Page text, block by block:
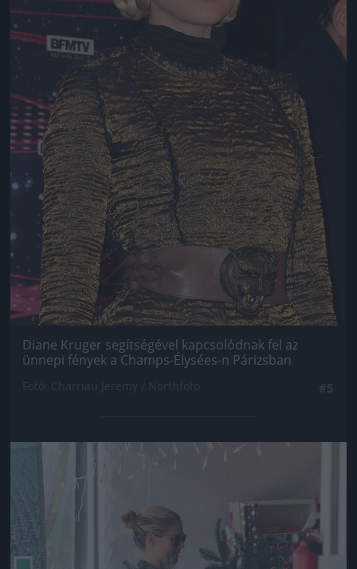
Diane Kruger segítségével kapcsolódnak fel az
ünnepi fények a Champs-Élysées-n Párizsban
Jön még kép!